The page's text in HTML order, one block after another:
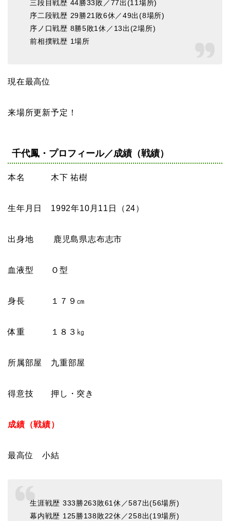
三段目戦歴 44勝33敗／77出(11場所)
序二段戦歴 29勝21敗6休／49出(8場所)
序ノ口戦歴 8勝5敗1休／13出(2場所)
前相撲戦歴 1場所
現在最高位
来場所更新予定！
千代鳳・プロフィール／成績（戦績）
本名 木下 祐樹
生年月日 1992年10月11日（24）
出身地 鹿児島県志布志市
血液型 Ｏ型
身長 １７９㎝
体重 １８３㎏
所属部屋 九重部屋
得意技 押し・突き
成績（戦績）
最高位 小結
生涯戦歴 333勝263敗61休／587出(56場所)
幕内戦歴 125勝138敗22休／258出(19場所)